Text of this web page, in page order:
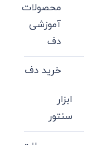
محصولات
آموزشی
دف
خرید دف
ابزار
سنتور